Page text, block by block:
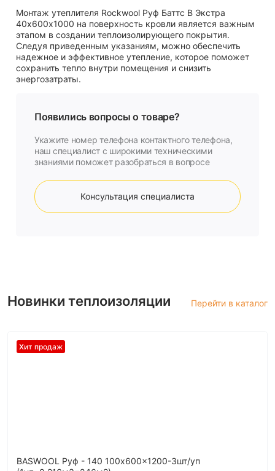
Монтаж утеплителя Rockwool Руф Баттс В Экстра
40х600х1000 на поверхность кровли является важным
этапом в создании теплоизолирующего покрытия.
Следуя приведенным указаниям, можно обеспечить
надежное и эффективное утепление, которое поможет
сохранить тепло внутри помещения и снизить
энергозатраты.
Появились вопросы о товаре?
Укажите номер телефона контактного телефона,
наш специалист с широкими техническими
знаниями поможет разобраться в вопросе
Консультация специалиста
Новинки теплоизоляции Перейти в каталог
Хит продаж
BASWOOL Руф - 140 100x600x1200-3шт/уп